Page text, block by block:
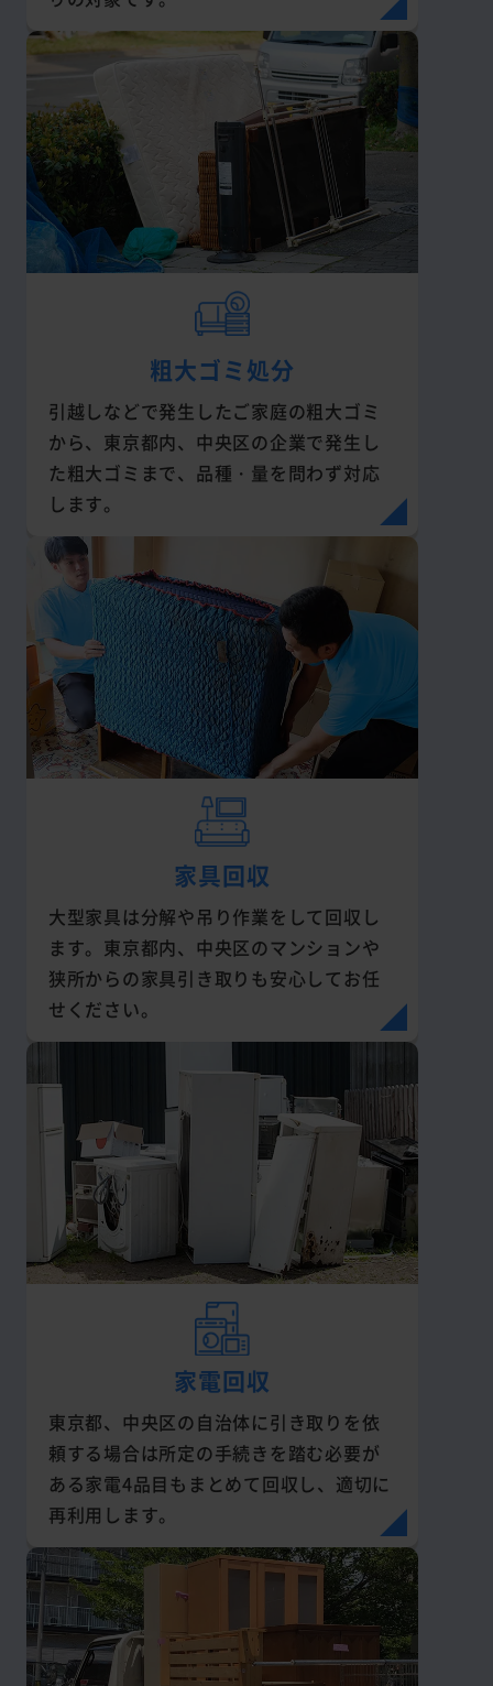
粗大ゴミ処分
引越しなどで発生したご家庭の粗大ゴミ
から、東京都内、中央区の企業で発生し
た粗大ゴミまで、品種・量を問わず対応
します。
家具回収
大型家具は分解や吊り作業をして回収し
ます。東京都内、中央区のマンションや
狭所からの家具引き取りも安心してお任
せください。
家電回収
東京都、中央区の自治体に引き取りを依
頼する場合は所定の手続きを踏む必要が
ある家電4品目もまとめて回収し、適切に
再利用します。